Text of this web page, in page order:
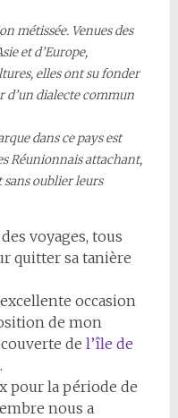
métissée. Venues des
et d’Europe,
elles ont su fonder
d’un dialecte commun
dans ce pays est
Réunionnais attachant,
sans oublier leurs
voyages, tous
quitter sa tanière
occasion
de mon
de l’île de
pour la période de
nous a